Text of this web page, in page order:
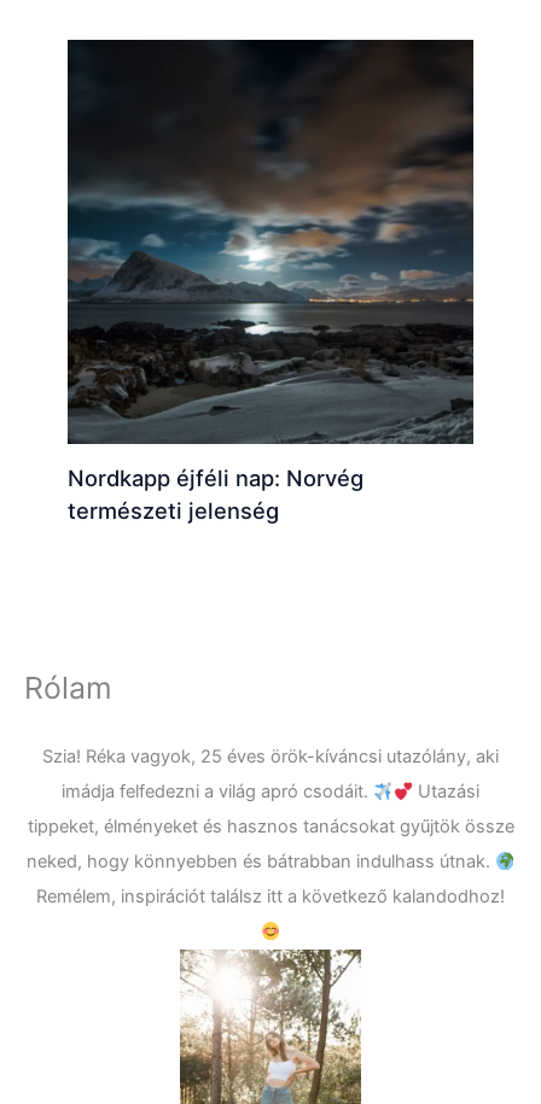
Nordkapp éjféli nap: Norvég
természeti jelenség
Rólam
Szia! Réka vagyok, 25 éves örök-kíváncsi utazólány, aki
imádja felfedezni a világ apró csodáit.
Utazási
tippeket, élményeket és hasznos tanácsokat gyűjtök össze
neked, hogy könnyebben és bátrabban indulhass útnak.
Remélem, inspirációt találsz itt a következő kalandodhoz!